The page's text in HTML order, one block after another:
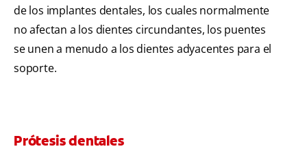
de los implantes dentales, los cuales normalmente
no afectan a los dientes circundantes, los puentes
se unen a menudo a los dientes adyacentes para el
soporte.
Prótesis dentales